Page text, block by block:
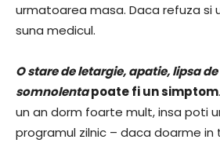
urmatoarea masa. Daca refuza si
suna medicul.
O stare de letargie, apatie, lipsa
somnolentapoate fi un simptom
un an dorm foarte mult, insa poti
programul zilnic – daca doarme in